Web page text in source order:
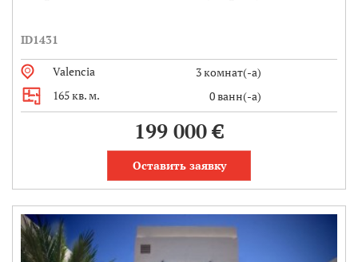
ID1431
Valencia
3 комнат(-а)
165 кв. м.
0 ванн(-а)
199 000 €
Оставить заявку